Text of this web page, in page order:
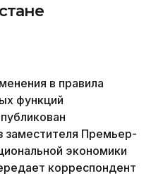
в правила
функций
заместителя Премьер-
экономики
корреспондент